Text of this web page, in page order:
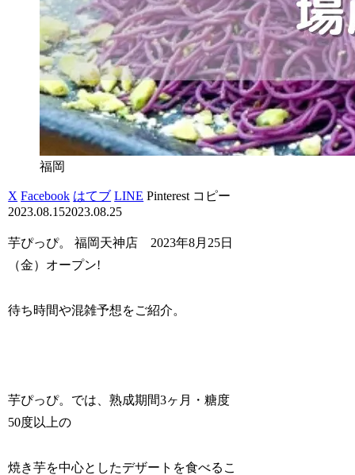
福岡
X Facebook はてブ LINE Pinterest コピー
2023.08.152023.08.25
芋ぴっぴ。 福岡天神店 2023年8月25日
（金）オープン!
待ち時間や混雑予想をご紹介。
芋ぴっぴ。では、熟成期間3ヶ月・糖度
50度以上の
焼き芋を中心としたデザートを食べるこ